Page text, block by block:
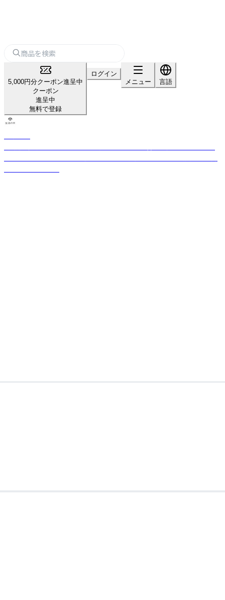
5,000円分クーポン進呈中
クーポン
進呈中
無料で登録
ログイン
メニュー
言語